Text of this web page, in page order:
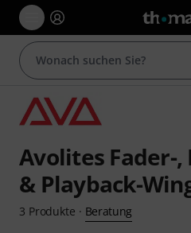
Avolites Fader-
& Playback-
3 Produkte · Beratung